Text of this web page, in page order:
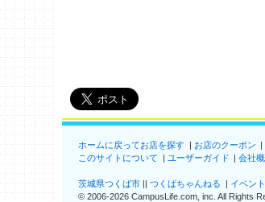
ホームに戻ってお店を探す お店のクーポン
このサイトについて
ユーザーガイド 会社
茨城県つくば市 つくばちゃんねる イベン
© 2006-2026 CampusLife.com, inc. All Rights